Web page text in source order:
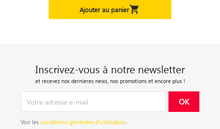
Ajouter au panier
Inscrivez-vous à notre newsletter
et recevez nos dernieres news, nos promotions et encore plus !
Voir lesconditions générales d’utilisation.